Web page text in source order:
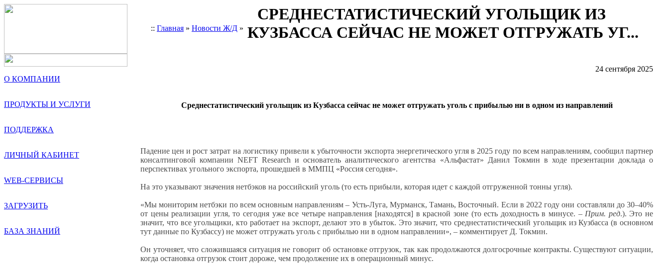
:: Главная » Новости Ж/Д »
СРЕДНЕСТАТИСТИЧЕСКИЙ УГОЛЬЩИК ИЗ
КУЗБАССА СЕЙЧАС НЕ МОЖЕТ ОТГРУЖАТЬ УГ...
О КОМПАНИИ
ПРОДУКТЫ И УСЛУГИ
ПОДДЕРЖКА
ЛИЧНЫЙ КАБИНЕТ
WEB-СЕРВИСЫ
ЗАГРУЗИТЬ
БАЗА ЗНАНИЙ
24 сентября 2025
Среднестатистический угольщик из Кузбасса сейчас не может отгружать уголь с прибылью ни в одном из направлений
Падение цен и рост затрат на логистику привели к убыточности экспорта энергетического угля в 2025 году по всем направлениям, сообщил партнер
консалтинговой компании NEFT Research и основатель аналитического агентства «Альфастат» Данил Токмин в ходе презентации доклада о
перспективах угольного экспорта, прошедшей в ММПЦ «Россия сегодня».
На это указывают значения нетбэков на российский уголь (то есть прибыли, которая идет с каждой отгруженной тонны угля).
«Мы мониторим нетбэки по всем основным направлениям – Усть-Луга, Мурманск, Тамань, Восточный. Если в 2022 году они составляли до 30–40%
от цены реализации угля, то сегодня уже все четыре направления [находятся] в красной зоне (то есть доходность в минусе. – Прим. ред.). Это не
значит, что все угольщики, кто работает на экспорт, делают это в убыток. Это значит, что среднестатистический угольщик из Кузбасса (в основном
тут данные по Кузбассу) не может отгружать уголь с прибылью ни в одном направлении», – комментирует Д. Токмин.
Он уточняет, что сложившаяся ситуация не говорит об остановке отгрузок, так как продолжаются долгосрочные контракты. Существуют ситуации,
когда остановка отгрузок стоит дороже, чем продолжение их в операционный минус.